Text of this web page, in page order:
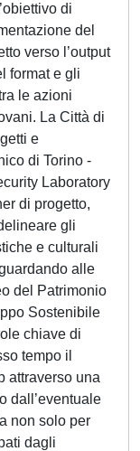
di
del
verso l’output
format e gli
le azioni
La Città di
e
di Torino -
Laboratory
di progetto,
gli
e culturali
alle
del Patrimonio
Sostenibile
chiave di
tempo il
attraverso una
dall’eventuale
non solo per
dagli